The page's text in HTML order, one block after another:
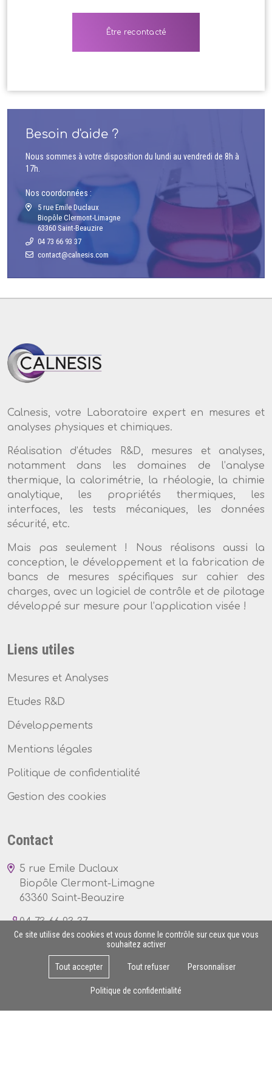
Besoin d'aide ?
Nous sommes à votre disposition du lundi au vendredi de 8h à
17h.
Nos coordonnées :
5 rue Emile Duclaux
Biopôle Clermont-Limagne
63360 Saint-Beauzire
04 73 66 93 37
Calnesis, votre Laboratoire expert en mesures et
analyses physiques et chimiques.
Réalisation d’études R&D, mesures et analyses,
notamment dans les domaines de l’analyse
thermique, la calorimétrie, la rhéologie, la chimie
analytique, les propriétés thermiques, les
interfaces, les tests mécaniques, les données
sécurité, etc.
Mais pas seulement ! Nous réalisons aussi la
conception, le développement et la fabrication de
bancs de mesures spécifiques sur cahier des
charges, avec un logiciel de contrôle et de pilotage
développé sur mesure pour l’application visée !
Liens utiles
Mesures et Analyses
Etudes R&D
Développements
Mentions légales
Politique de confidentialité
Gestion des cookies
Contact
5 rue Emile Duclaux
Biopôle Clermont-Limagne
63360 Saint-Beauzire
04 73 66 93 37
Lun - Ven : 8h - 17h
Ce site utilise des cookies et vous donne le contrôle sur ceux que vous
souhaitez activer
Tout accepter Tout refuser Personnaliser
Politique de confidentialité